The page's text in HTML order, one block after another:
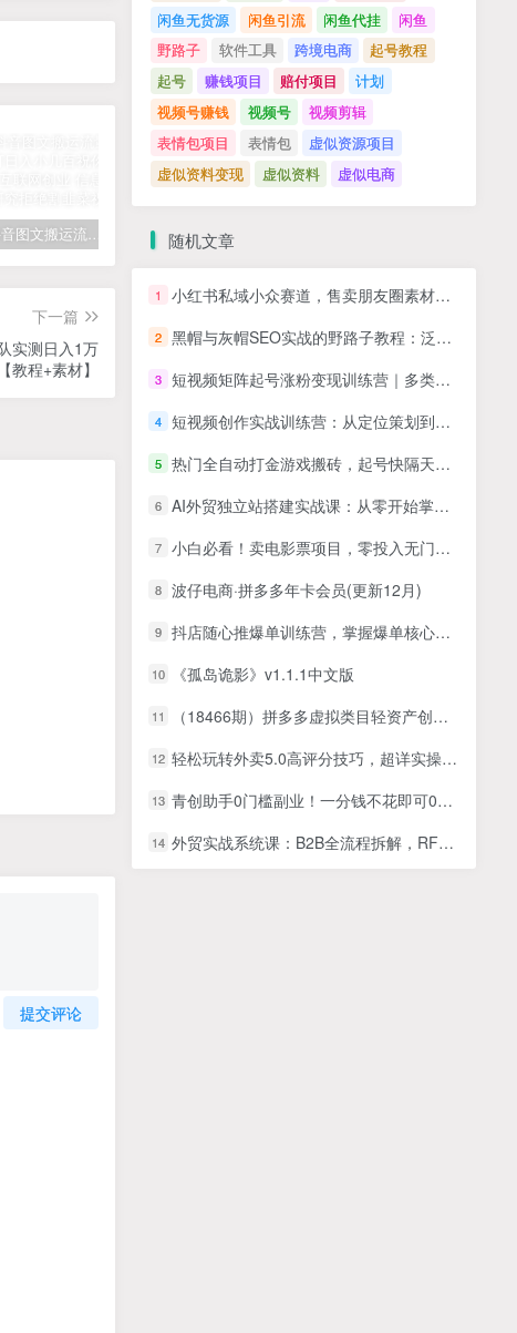
拆解抖音图文搬运流量掘金，可日入小几百
下一篇
实测日入1万
【教程+素材】
提交评论
闲鱼无货源
闲鱼引流 闲鱼代挂
闲鱼
野路子
软件工具 跨境电商
起号教程
起号
赚钱项目 赔付项目
计划
视频号赚钱
视频号
视频剪辑
表情包项目
表情包
虚似资源项目
虚似资料变现
虚似资料 虚似电商
随机文章
1 小红书私域小众赛道，售卖朋友圈素材，零成本小白可做，当天出单，月入1W+
2 黑帽与灰帽SEO实战的野路子教程：泛目录秒收，蜘蛛池搭桥，霸屏截流，7天抢占首页暴利词
3 短视频矩阵起号涨粉变现训练营｜多类目剪辑·矩阵起号·账号出售，0基础无露脸稳涨粉落地变现全课-更新
4 短视频创作实战训练营：从定位策划到爆款打造，含多维度技巧及AI助力
5 热门全自动打金游戏搬砖，起号快隔天就有收益，单号日入200+，合适新手小白
6 AI外贸独立站搭建实战课：从零开始掌握AI建站与运营一体化流程
7 小白必看！卖电影票项目，零投入无门槛谁都能做，十天到手 7k，照做就行【揭秘】
8 波仔电商·拼多多年卡会员(更新12月)
9 抖店随心推爆单训练营，掌握爆单核心技术，新手日订单破百单！
10 《孤岛诡影》v1.1.1中文版
11 （18466期）拼多多虚拟类目轻资产创业，自动机器人运营，稳稳月入 1-5W
12 轻松玩转外卖5.0高评分技巧，超详实操，单量轻松翻倍（21节视频课）
13 青创助手0门槛副业！一分钱不花即可0撸，每天手机4小时，日入3张+，长久稳定
14 外贸实战系统课：B2B全流程拆解，RFQ深度开发技巧，十大案例策略解析